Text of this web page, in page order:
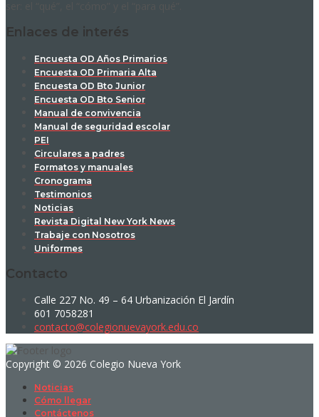
Enlaces de interés
Encuesta OD Años Primarios
Encuesta OD Primaria Alta
Encuesta OD Bto Junior
Encuesta OD Bto Senior
Manual de convivencia
Manual de seguridad escolar
PEI
Circulares a padres
Formatos y manuales
Cronograma
Testimonios
Noticias
Revista Digital New York News
Trabaje con Nosotros
Uniformes
Contacto
Calle 227 No. 49 – 64 Urbanización El Jardín
601 7058281
contacto@colegionuevayork.edu.co
Copyright © 2026 Colegio Nueva York
Noticias
Cómo llegar
Contáctenos